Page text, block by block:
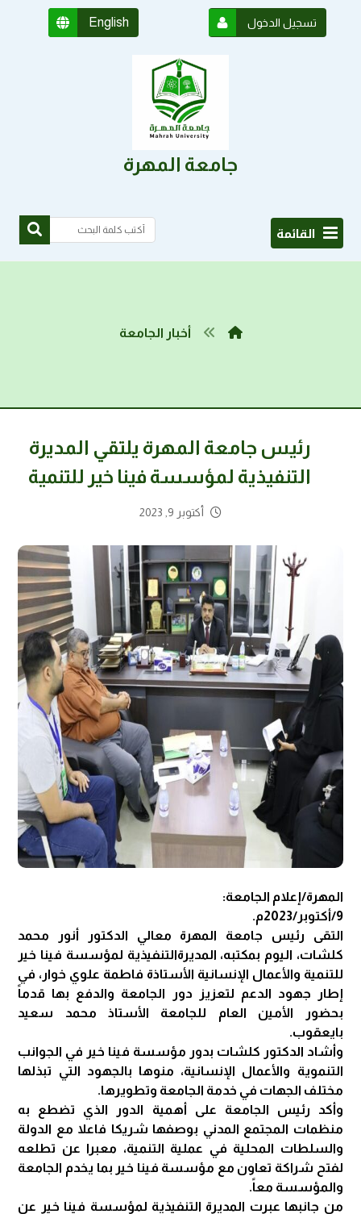
English تسجيل الدخول
جامعة المهرة
القائمة
أخبار الجامعة
رئيس جامعة المهرة يلتقي المديرة
التنفيذية لمؤسسة فينا خير للتنمية
أكتوبر 9, 2023
المهرة/إعلام الجامعة:
9/أكتوبر/2023م.
التقى رئيس جامعة المهرة معالي الدكتور أنور محمد
كلشات، اليوم بمكتبه، المديرةالتنفيذية لمؤسسة فينا خير
للتنمية والأعمال الإنسانية الأستاذة فاطمة علوي خوار، في
إطار جهود الدعم لتعزيز دور الجامعة والدفع بها قدماً
بحضور الأمين العام للجامعة الأستاذ محمد سعيد
بايعقوب.
وأشاد الدكتور كلشات بدور مؤسسة فينا خير في الجوانب
التنموية والأعمال الإنسانية، منوها بالجهود التي تبذلها
مختلف الجهات في خدمة الجامعة وتطويرها.
وأكد رئيس الجامعة على أهمية الدور الذي تضطع به
منظمات المجتمع المدني بوصفها شريكا فاعلا مع الدولة
والسلطات المحلية في عملية التنمية، معبرا عن تطلعه
لفتح شراكة تعاون مع مؤسسة فينا خير بما يخدم الجامعة
والمؤسسة معاً.
من جانبها عبرت المديرة التنفيذية لمؤسسة فينا خير عن